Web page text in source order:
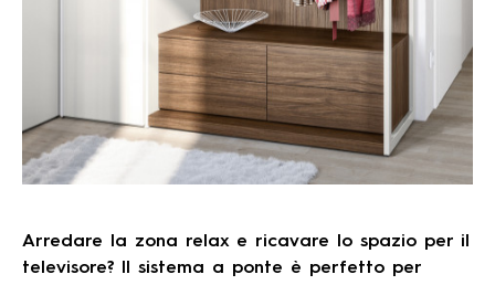
Arredare la zona relax e ricavare lo spazio per il
televisore? Il sistema a ponte è perfetto per